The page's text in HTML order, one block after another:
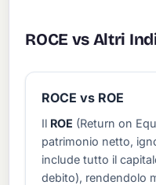
ROCE vs Altri
ROCE vs ROE
Il ROE (Return on
patrimonio netto,
include tutto il
debito), rendendolo